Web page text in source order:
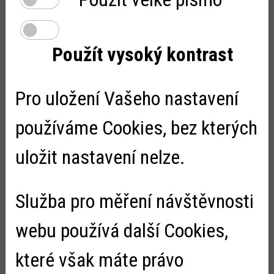
Burza knih voněla po kávě
Zveřejněno:18.10.2022
Tak jak knihy do fondu doplňujeme, tak je musíme
neomezené. Ale ... dát vyřazené knihy rovnou do sběru
1 2 3 4
Důležité
Použít vysoký kontrast
Pro uložení Vašeho nastavení
používáme Cookies, bez kterých
uložit nastavení nelze.
Služba pro měření návštěvnosti
webu používá další Cookies,
které však máte právo